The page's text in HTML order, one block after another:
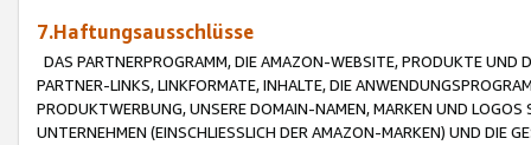
7.Haftungsausschlüsse
DAS PARTNERPROGRAMM, DIE AMAZON-WEBSITE, PRODUKTE UND
PARTNER-LINKS, LINKFORMATE, INHALTE, DIE
PRODUKTWERBUNG, UNSERE DOMAIN-NAMEN, MARKEN UND
UNTERNEHMEN (EINSCHLIESSLICH DER AMAZON-MARKEN) UND DIE